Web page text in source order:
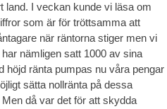
land. I veckan kunde vi läsa om
som är för tröttsamma att
när räntorna stiger men vi
nämligen satt 1000 av sina
höjd ränta pumpas nu våra pengar
sätta nollränta på dessa
då var det för att skydda